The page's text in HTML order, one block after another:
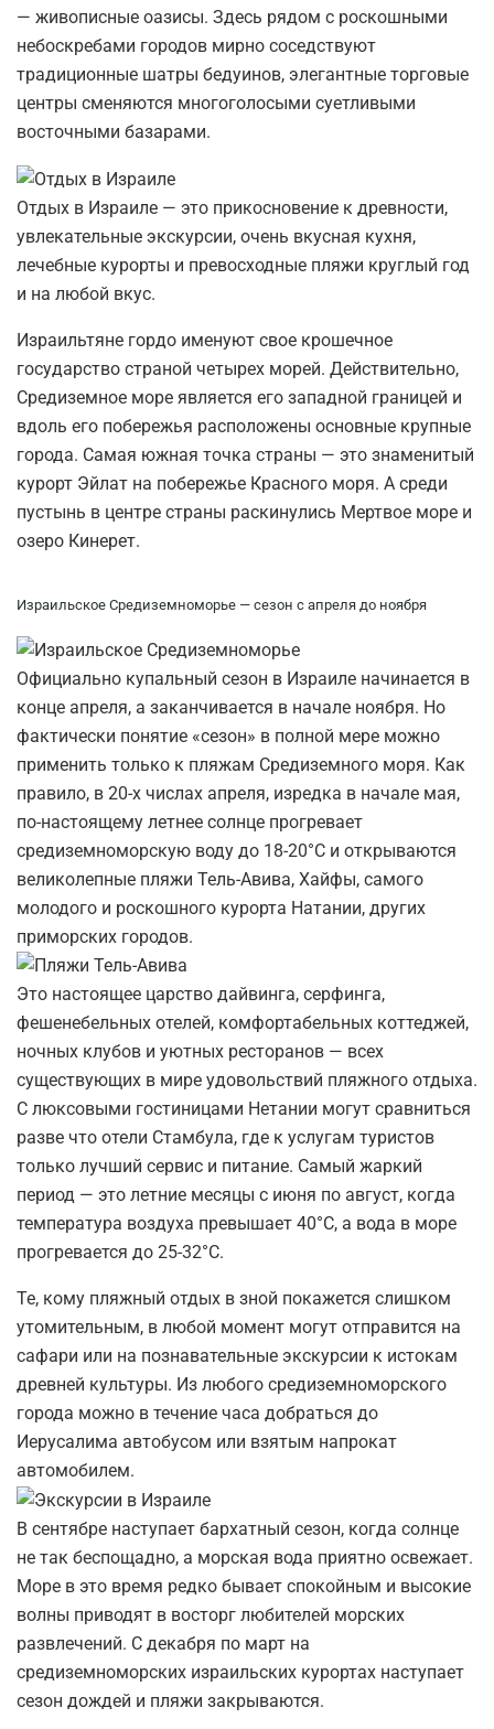
— живописные оазисы. Здесь рядом с роскошными
небоскребами городов мирно соседствуют
традиционные шатры бедуинов, элегантные торговые
центры сменяются многоголосыми суетливыми
восточными базарами.
Отдых в Израиле — это прикосновение к древности,
увлекательные экскурсии, очень вкусная кухня,
лечебные курорты и превосходные пляжи круглый год
и на любой вкус.
Израильтяне гордо именуют свое крошечное
государство страной четырех морей. Действительно,
Средиземное море является его западной границей и
вдоль его побережья расположены основные крупные
города. Самая южная точка страны — это знаменитый
курорт Эйлат на побережье Красного моря. А среди
пустынь в центре страны раскинулись Мертвое море и
озеро Кинерет.
Израильское Средиземноморье — сезон с апреля до ноября
Официально купальный сезон в Израиле начинается в
конце апреля, а заканчивается в начале ноября. Но
фактически понятие «сезон» в полной мере можно
применить только к пляжам Средиземного моря. Как
правило, в 20-х числах апреля, изредка в начале мая,
по-настоящему летнее солнце прогревает
средиземноморскую воду до 18-20°С и открываются
великолепные пляжи Тель-Авива, Хайфы, самого
молодого и роскошного курорта Натании, других
приморских городов.
Это настоящее царство дайвинга, серфинга,
фешенебельных отелей, комфортабельных коттеджей,
ночных клубов и уютных ресторанов — всех
существующих в мире удовольствий пляжного отдыха.
С люксовыми гостиницами Нетании могут сравниться
разве что отели Стамбула, где к услугам туристов
только лучший сервис и питание. Самый жаркий
период — это летние месяцы с июня по август, когда
температура воздуха превышает 40°С, а вода в море
прогревается до 25-32°С.
Те, кому пляжный отдых в зной покажется слишком
утомительным, в любой момент могут отправится на
сафари или на познавательные экскурсии к истокам
древней культуры. Из любого средиземноморского
города можно в течение часа добраться до
Иерусалима автобусом или взятым напрокат
автомобилем.
В сентябре наступает бархатный сезон, когда солнце
не так беспощадно, а морская вода приятно освежает.
Море в это время редко бывает спокойным и высокие
волны приводят в восторг любителей морских
развлечений. С декабря по март на
средиземноморских израильских курортах наступает
сезон дождей и пляжи закрываются.